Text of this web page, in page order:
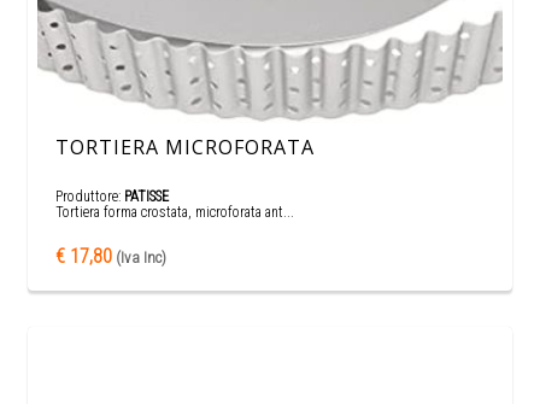
TORTIERA MICROFORATA
Produttore: PATISSE
Tortiera forma crostata, microforata ant...
€ 17,80 (Iva Inc)